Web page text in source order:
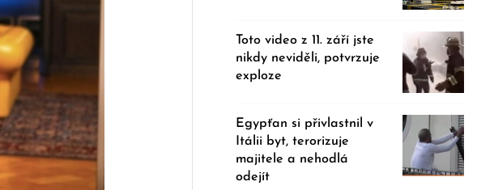
Toto video z 11. září jste
nikdy neviděli, potvrzuje
exploze
Egypťan si přivlastnil v
Itálii byt, terorizuje
majitele a nehodlá
odejít